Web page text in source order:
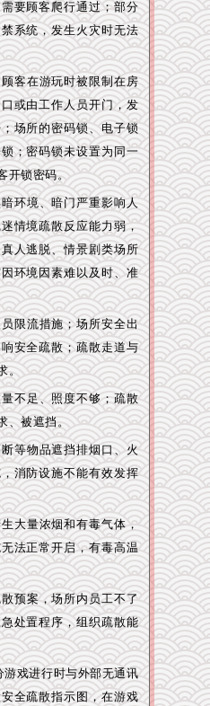
要顾客爬行通过；部分
系统，发生火灾时无法
客在游玩时被限制在房
或由工作人员开门，发
场所的密码锁、电子锁
；密码锁未设置为同一
开锁密码。
环境、暗门严重影响人
情境疏散反应能力弱，
人逃脱、情景剧类场所
环境因素难以及时、准
限流措施；场所安全出
安全疏散；疏散走道与
。
不足、照度不够；疏散
、被遮挡。
等物品遮挡排烟口、火
消防设施不能有效发挥
大量浓烟和有毒气体，
法正常开启，有毒高温
预案，场所内员工不了
处置程序，组织疏散能
戏进行时与外部无通讯
全疏散指示图，在游戏